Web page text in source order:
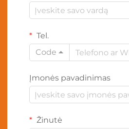
Tel.
Code
Įmonės pavadinimas
Žinutė